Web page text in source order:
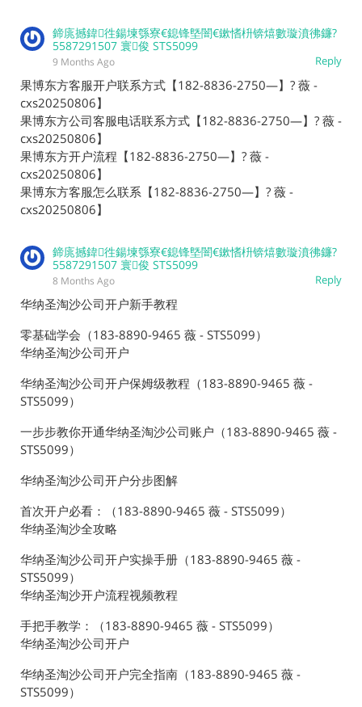
鍗庣撼鍏徃鍚堜綔寮€鎴锋墍闇€鏉愭枡锛熺數璇濆彿鐮?
5587291507 寰俊 STS5099
Reply
9 Months Ago
果博东方客服开户联系方式【182-8836-2750—】? 薇 -
cxs20250806】
果博东方公司客服电话联系方式【182-8836-2750—】? 薇 -
cxs20250806】
果博东方开户流程【182-8836-2750—】? 薇 -
cxs20250806】
果博东方客服怎么联系【182-8836-2750—】? 薇 -
cxs20250806】
鍗庣撼鍏徃鍚堜綔寮€鎴锋墍闇€鏉愭枡锛熺數璇濆彿鐮?
5587291507 寰俊 STS5099
Reply
8 Months Ago
华纳圣淘沙公司开户新手教程
零基础学会（183-8890-9465 薇 - STS5099）
华纳圣淘沙公司开户
华纳圣淘沙公司开户保姆级教程（183-8890-9465 薇 -
STS5099）
一步步教你开通华纳圣淘沙公司账户（183-8890-9465 薇 -
STS5099）
华纳圣淘沙公司开户分步图解
首次开户必看：（183-8890-9465 薇 - STS5099）
华纳圣淘沙全攻略
华纳圣淘沙公司开户实操手册（183-8890-9465 薇 -
STS5099）
华纳圣淘沙开户流程视频教程
手把手教学：（183-8890-9465 薇 - STS5099）
华纳圣淘沙公司开户
华纳圣淘沙公司开户完全指南（183-8890-9465 薇 -
STS5099）